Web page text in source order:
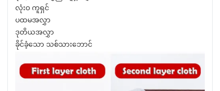
လုံးဝ ကူရှင်
ပထမအလွှာ
ဒုတိယအလွှာ
ခိုင်ခံ့သော သစ်သားဘောင်